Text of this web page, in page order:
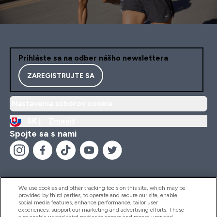
Prihláste sa na odber nášho newslettera
ZAREGISTRUJTE SA
Spojte sa s nami
Pomoc & Informácie
We use cookies and other tracking tools on this site, which may be
provided by third parties, to operate and secure our site, enable
social media features, enhance performance, tailor user
experiences, support our marketing and advertising efforts. These